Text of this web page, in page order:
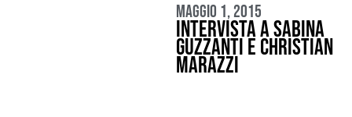
Maggio 1, 2015
Intervista a Sabina
Guzzanti e Christian
Marazzi